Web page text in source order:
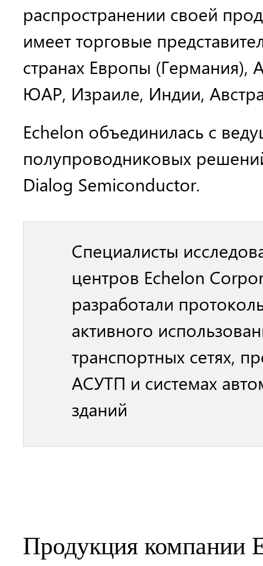
распространении своей
имеет торговые
странах Европы (Германия),
ЮАР, Израиле, Индии,
Echelon объединилась с
полупроводниковых
Dialog Semiconductor.
Специалисты
центров Echelon
разработали
активного
транспортных сетях,
АСУТП и системах
зданий
Продукция компании